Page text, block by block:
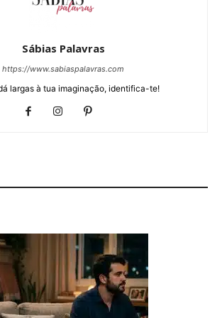
Sábias Palavras
https://www.sabiaspalavras.com
largas à tua imaginação, identifica-te!